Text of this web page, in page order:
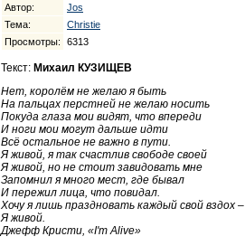
Автор:
Jos
Тема:
Christie
Просмотры:
6313
Текст: Михаил КУЗИЩЕВ
Нет, королём не желаю я быть
На пальцах перстней не желаю носить
Покуда глаза мои видят, что впереди
И ноги мои могут дальше идти
Всё остальное не важно в пути.
Я живой, я так счастлив свободе своей
Я живой, но не стоит завидовать мне
Запомнил я много мест, где бывал
И пережил лица, что повидал.
Хочу я лишь праздновать каждый свой вздох –
Я живой.
Джефф Кристи, «I'm Alive»